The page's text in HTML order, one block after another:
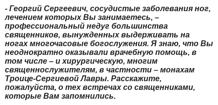
- Георгий Сергеевич, сосудистые заболевания ног,
лечением которых Вы занимаетесь, –
профессиональный недуг большинства
священников, вынужденных выдерживать на
ногах многочасовые богослужения. Я знаю, что Вы
неоднократно оказывали врачебную помощь, в
том числе – и хирургическую, многим
священнослужителям, в частности – монахам
Троице-Сергиевой Лавры. Расскажите,
пожалуйста, о тех встречах со священниками,
которые Вам запомнились.